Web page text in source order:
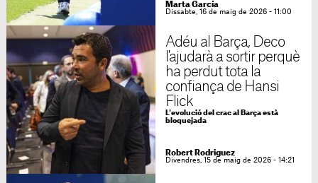
Marta García
Dissabte, 16 de maig de 2026 - 11:00
Adéu al Barça, Deco
l'ajudarà a sortir perquè
ha perdut tota la
confiança de Hansi
Flick
L'evolució del crac al Barça està
bloquejada
Robert Rodriguez
Divendres, 15 de maig de 2026 - 14:21